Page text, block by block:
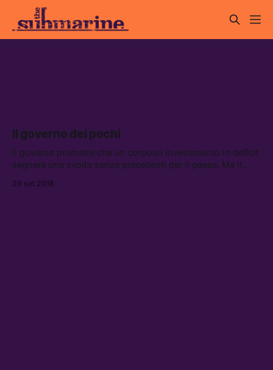
Il governo dei pochi
Il governo promette che un corposo investimento in deficit
segnerà una svolta senza precedenti per il paese. Ma il
maggioranza degli italiani.
29 set 2018